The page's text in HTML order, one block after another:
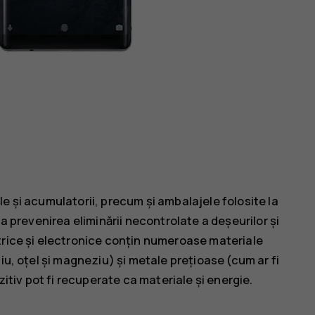
și acumulatorii, precum și ambalajele folosite la
eliminării necontrolate a deșeurilor și
și electronice conțin numeroase materiale
oțel și magneziu) și metale prețioase (cum ar fi
pot fi recuperate ca materiale și energie.